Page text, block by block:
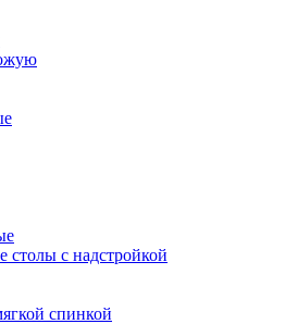
с надстройкой
спинкой